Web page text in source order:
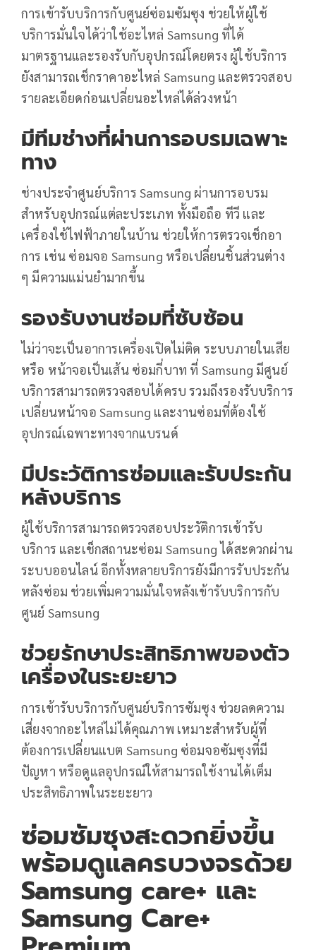
การเข้ารับบริการกับศูนย์ซ่อมซัมซุง ช่วยให้ผู้ใช้
บริการมั่นใจได้ว่าใช้อะไหล่ Samsung ที่ได้
มาตรฐานและรองรับกับอุปกรณ์โดยตรง ผู้ใช้บริการ
ยังสามารถเช็กราคาอะไหล่ Samsung และตรวจสอบ
รายละเอียดก่อนเปลี่ยนอะไหล่ได้ล่วงหน้า
มีทีมช่างที่ผ่านการอบรมเฉพาะ
ทาง
ช่างประจำศูนย์บริการ Samsung ผ่านการอบรม
สำหรับอุปกรณ์แต่ละประเภท ทั้งมือถือ ทีวี และ
เครื่องใช้ไฟฟ้าภายในบ้าน ช่วยให้การตรวจเช็กอา
การ เช่น ซ่อมจอ Samsung หรือเปลี่ยนชิ้นส่วนต่าง
ๆ มีความแม่นยำมากขึ้น
รองรับงานซ่อมที่ซับซ้อน
ไม่ว่าจะเป็นอาการเครื่องเปิดไม่ติด ระบบภายในเสีย
หรือ หน้าจอเป็นเส้น ซ่อมกี่บาท ที่ Samsung มีศูนย์
บริการสามารถตรวจสอบได้ครบ รวมถึงรองรับบริการ
เปลี่ยนหน้าจอ Samsung และงานซ่อมที่ต้องใช้
อุปกรณ์เฉพาะทางจากแบรนด์
มีประวัติการซ่อมและรับประกัน
หลังบริการ
ผู้ใช้บริการสามารถตรวจสอบประวัติการเข้ารับ
บริการ และเช็กสถานะซ่อม Samsung ได้สะดวกผ่าน
ระบบออนไลน์ อีกทั้งหลายบริการยังมีการรับประกัน
หลังซ่อม ช่วยเพิ่มความมั่นใจหลังเข้ารับบริการกับ
ศูนย์ Samsung
ช่วยรักษาประสิทธิภาพของตัว
เครื่องในระยะยาว
การเข้ารับบริการกับศูนย์บริการซัมซุง ช่วยลดความ
เสี่ยงจากอะไหล่ไม่ได้คุณภาพ เหมาะสำหรับผู้ที่
ต้องการเปลี่ยนแบต Samsung ซ่อมจอซัมซุงที่มี
ปัญหา หรือดูแลอุปกรณ์ให้สามารถใช้งานได้เต็ม
ประสิทธิภาพในระยะยาว
ซ่อมซัมซุงสะดวกยิ่งขึ้น
พร้อมดูแลครบวงจรด้วย
Samsung care+ และ
Samsung Care+